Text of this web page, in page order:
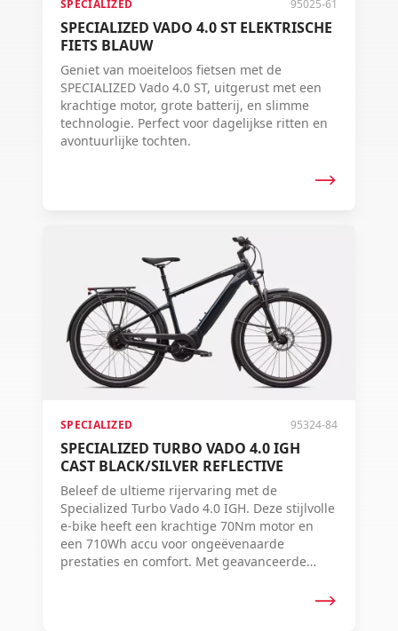
SPECIALIZED 95025-61
SPECIALIZED VADO 4.0 ST ELEKTRISCHE
FIETS BLAUW
Geniet van moeiteloos fietsen met de
SPECIALIZED Vado 4.0 ST, uitgerust met een
krachtige motor, grote batterij, en slimme
technologie. Perfect voor dagelijkse ritten en
avontuurlijke tochten.
SPECIALIZED 95324-84
SPECIALIZED TURBO VADO 4.0 IGH
CAST BLACK/SILVER REFLECTIVE
Beleef de ultieme rijervaring met de
Specialized Turbo Vado 4.0 IGH. Deze stijlvolle
e-bike heeft een krachtige 70Nm motor en
een 710Wh accu voor ongeëvenaarde
prestaties en comfort. Met geavanceerde